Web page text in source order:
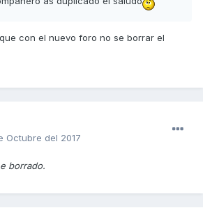
con el nuevo foro no se borrar el
Octubre del 2017
borrado.